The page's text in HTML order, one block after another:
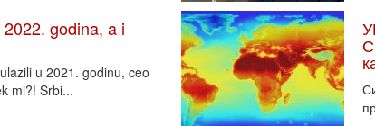
godina, a i
u 2021. godinu, ceo
mi?! Srbi...